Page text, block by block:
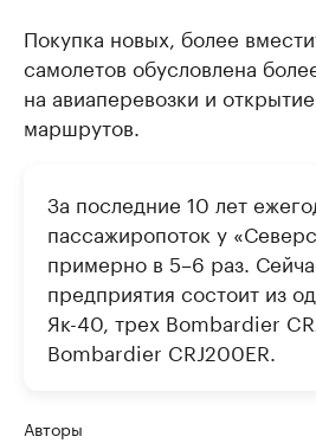
Покупка новых, более
самолетов обусловлена
на авиаперевозки и
маршрутов.
За последние 10 лет
пассажиропоток у
примерно в 5–6 раз.
предприятия состоит из
Як-40, трех Bombardier
Bombardier CRJ200ER.
Авторы